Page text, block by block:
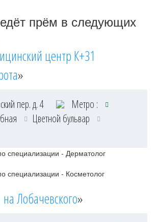
прём в следующих
центр К+31
»
пер. д. 4
Метро :
Цветной бульвар
специализации - Дерматолог
специализации - Косметолог
Лобачевского»